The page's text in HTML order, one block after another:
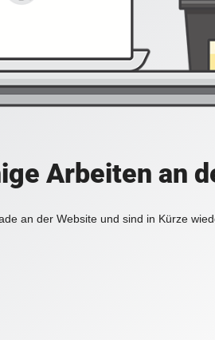
Arbeiten an
an der Website und sind in Kürze